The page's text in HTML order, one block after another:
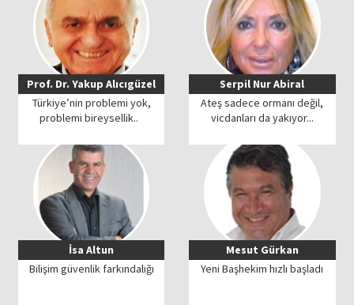
Prof. Dr. Yakup Alıcıgüzel
Türkiye’nin problemi yok,
problemi bireysellik..
Serpil Nur Abiral
Ateş sadece ormanı değil,
vicdanları da yakıyor...
İsa Altun
Bilişim güvenlik farkındalığı
Mesut Gürkan
Yeni Başhekim hızlı başladı